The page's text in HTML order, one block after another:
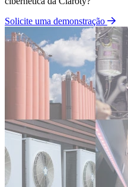
Solicite uma demonstração